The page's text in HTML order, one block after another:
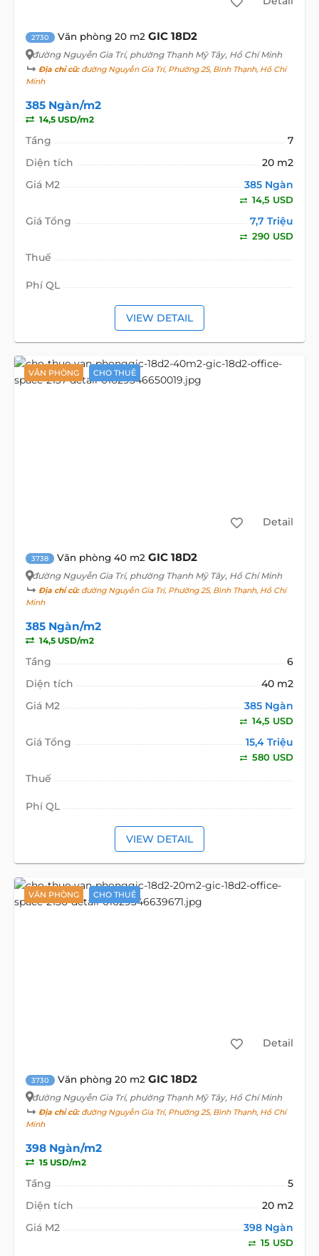
2730 Văn phòng 20 m2 GIC 18D2
đường Nguyễn Gia Trí, phường Thạnh Mỹ Tây, Hồ Chí Minh
Địa chỉ cũ:đường Nguyễn Gia Trí, Phường 25, Bình Thạnh, Hồ Chí
Minh
385 Ngàn/m2
14,5 USD/m2
Tầng
7
Diện tích
20 m2
Giá M2
385 Ngàn
14,5 USD
Giá Tổng 7,7 Triệu
290 USD
Thuế
Phí QL
VIEW DETAIL
VĂN PHÒNG CHO THUÊ
Detail
3738 Văn phòng 40 m2 GIC 18D2
đường Nguyễn Gia Trí, phường Thạnh Mỹ Tây, Hồ Chí Minh
Địa chỉ cũ:đường Nguyễn Gia Trí, Phường 25, Bình Thạnh, Hồ Chí
Minh
385 Ngàn/m2
14,5 USD/m2
Tầng
6
Diện tích
40 m2
Giá M2
385 Ngàn
14,5 USD
Giá Tổng 15,4 Triệu
580 USD
Thuế
Phí QL
VIEW DETAIL
VĂN PHÒNG CHO THUÊ
Detail
3730 Văn phòng 20 m2 GIC 18D2
đường Nguyễn Gia Trí, phường Thạnh Mỹ Tây, Hồ Chí Minh
Địa chỉ cũ:đường Nguyễn Gia Trí, Phường 25, Bình Thạnh, Hồ Chí
Minh
398 Ngàn/m2
15 USD/m2
Tầng
5
Diện tích
20 m2
Giá M2
398 Ngàn
15 USD